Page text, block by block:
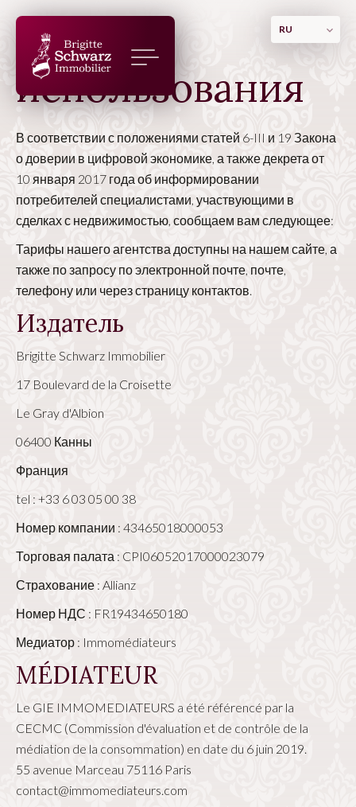
RU
Условия
использования
В соответствии с положениями статей 6-III и 19 Закона
о доверии в цифровой экономике, а также декрета от
10 января 2017 года об информировании
потребителей специалистами, участвующими в
сделках с недвижимостью, сообщаем вам следующее:
Тарифы нашего агентства доступны на нашем сайте, а
также по запросу по электронной почте, почте,
телефону или через страницу контактов.
Издатель
Brigitte Schwarz Immobilier
17 Boulevard de la Croisette
Le Gray d'Albion
06400 Канны
Франция
tel : +33 6 03 05 00 38
Номер компании : 43465018000053
Торговая палата : CPI06052017000023079
Страхование : Allianz
Номер НДС : FR19434650180
Медиатор : Immomédiateurs
MÉDIATEUR
Le GIE IMMOMEDIATEURS a été référencé par la
CECMC (Commission d'évaluation et de contrôle de la
médiation de la consommation) en date du 6 juin 2019.
55 avenue Marceau 75116 Paris
contact@immomediateurs.com